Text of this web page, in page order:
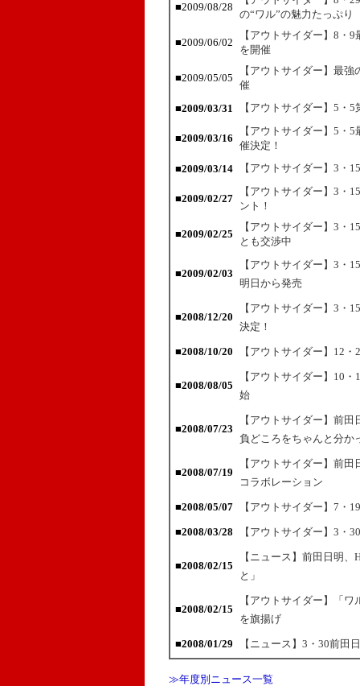
■2009/08/28
の“ワル”の魅力たっぷり
■2009/06/02
【アウトサイダー】8・
を開催
■2009/05/05
【アウトサイダー】最
催
■2009/03/31
【アウトサイダー】5・
■2009/03/16
【アウトサイダー】5・
催決定！
■2009/03/14
【アウトサイダー】3・
■2009/02/27
【アウトサイダー】3・
ント！
■2009/02/25
【アウトサイダー】3・
とも交渉中
■2009/02/03
【アウトサイダー】3・
明日から発売
■2008/12/20
【アウトサイダー】3・
決定！
■2008/10/20 【アウトサイダー】12
■2008/08/05
【アウトサイダー】10
始
■2008/07/23
【アウトサイダー】前
負どころをちゃんと分か
■2008/07/19
【アウトサイダー】前
コラボレーション
■2008/05/07 【アウトサイダー】7・
■2008/03/28 【アウトサイダー】3・
■2008/02/15
【ニュース】前田日明
と」
■2008/02/15
【アウトサイダー】「
を旗揚げ
■2008/01/29 【ニュース】3・30前田
≫年度別ニュース一覧